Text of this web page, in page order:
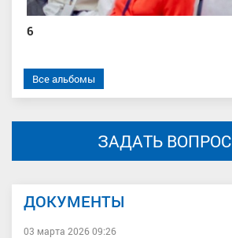
6
Все альбомы
ЗАДАТЬ ВОПРОС
ДОКУМЕНТЫ
03 марта 2026 09:26